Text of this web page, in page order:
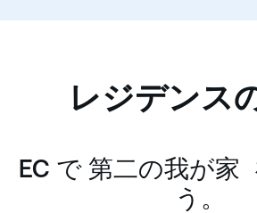
レジデンス
EC で 第二の我が家
う。